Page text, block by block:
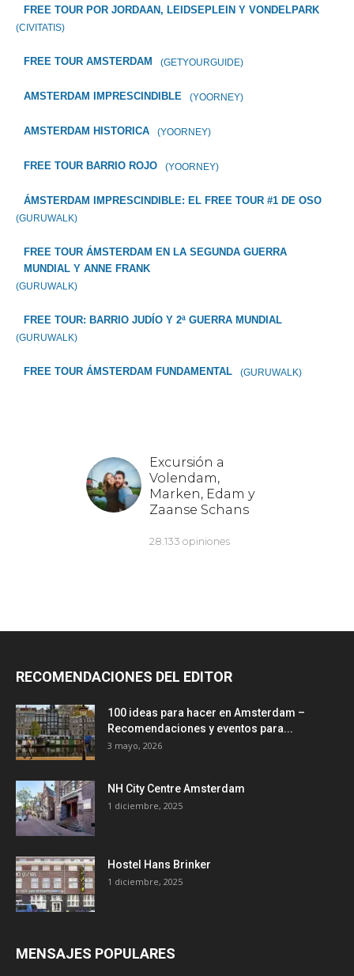
FREE TOUR POR JORDAAN, LEIDSEPLEIN Y VONDELPARK
(CIVITATIS)
FREE TOUR AMSTERDAM (GETYOURGUIDE)
AMSTERDAM IMPRESCINDIBLE (YOORNEY)
AMSTERDAM HISTORICA (YOORNEY)
FREE TOUR BARRIO ROJO (YOORNEY)
ÁMSTERDAM IMPRESCINDIBLE: EL FREE TOUR #1 DE OSO
(GURUWALK)
FREE TOUR ÁMSTERDAM EN LA SEGUNDA GUERRA
MUNDIAL Y ANNE FRANK
(GURUWALK)
FREE TOUR: BARRIO JUDÍO Y 2ª GUERRA MUNDIAL
(GURUWALK)
FREE TOUR ÁMSTERDAM FUNDAMENTAL (GURUWALK)
RECOMENDACIONES DEL EDITOR
100 ideas para hacer en Amsterdam –
Recomendaciones y eventos para...
3 mayo, 2026
NH City Centre Amsterdam
1 diciembre, 2025
Hostel Hans Brinker
1 diciembre, 2025
MENSAJES POPULARES